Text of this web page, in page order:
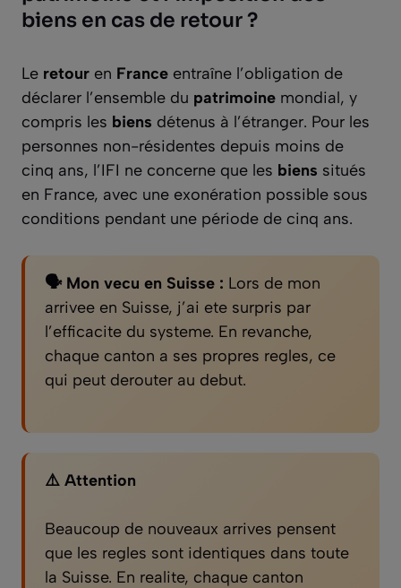
biens en cas de retour ?
Le retour en France entraîne l’obligation de
déclarer l’ensemble du patrimoine mondial, y
compris les biens détenus à l’étranger. Pour les
personnes non-résidentes depuis moins de
cinq ans, l’IFI ne concerne que les biens situés
en France, avec une exonération possible sous
conditions pendant une période de cinq ans.
🗣️ Mon vecu en Suisse : Lors de mon
arrivee en Suisse, j’ai ete surpris par
l’efficacite du systeme. En revanche,
chaque canton a ses propres regles, ce
qui peut derouter au debut.
⚠️ Attention
Beaucoup de nouveaux arrives pensent
que les regles sont identiques dans toute
la Suisse. En realite, chaque canton